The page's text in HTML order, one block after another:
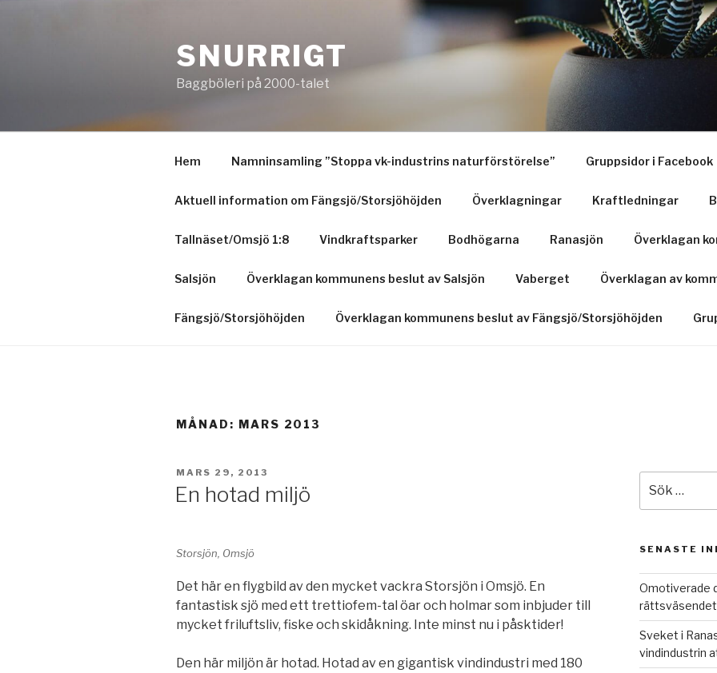
SNURRIGT
Baggböleri på 2000-talet
Hem Namninsamling ”Stoppa vk-industrins naturförstörelse” Gruppsidor i Facebook
Aktuell information om Fängsjö/Storsjöhöjden Överklagningar Kraftledningar
Tallnäset/Omsjö 1:8 Vindkraftsparker Bodhögarna Ranasjön Överklagan
Salsjön Överklagan kommunens beslut av Salsjön Vaberget Överklagan av
Fängsjö/Storsjöhöjden Överklagan kommunens beslut av Fängsjö/Storsjöhöjden
MÅNAD: MARS 2013
PUBLICERAT
MARS 29, 2013
En hotad miljö
Storsjön, Omsjö
Det här en flygbild av den mycket vackra Storsjön i Omsjö. En
fantastisk sjö med ett trettiofem-tal öar och holmar som inbjuder till
mycket friluftsliv, fiske och skidåkning. Inte minst nu i påsktider!
Den här miljön är hotad. Hotad av en gigantisk vindindustri med 180
efter:
SENASTE
Omotiverade
Sveket i
vindindustrin